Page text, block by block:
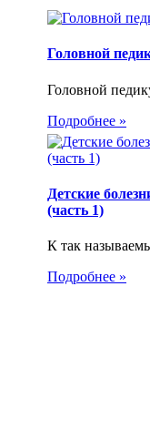
Головной
Головной
Подробнее »
Детские
(часть 1)
К так
Подробнее »